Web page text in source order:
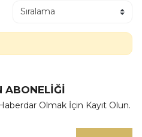
ABONELİĞİ
Olmak İçin Kayıt Olun.